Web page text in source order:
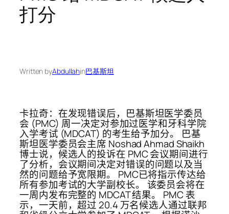
打分
Written byAbdullahin巴基斯坦
卡拉奇：在发现错误后，巴基斯坦医学委员
会 (PMC) 周一决定对参加过医学和牙科学院
入学考试 (MDCAT) 的考生给予加分。 巴基
斯坦医学委员会主席 Noshad Ahmad Shaikh
博士说，候选人的投诉在 PMC 会议期间进行
了分析，会议期间决定对错误的问题以及当
然的问题给予宽限期。 PMC已将指示传达给
所有参加考试的大学副校长。 该委员会将在
一周内发布完整的 MDCAT 结果。 PMC 表
示，一天前，超过 20.4 万名候选人通过联邦